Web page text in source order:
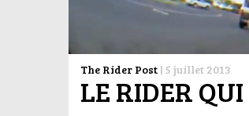
The Rider Post | 5 juillet 2013
LE RIDER